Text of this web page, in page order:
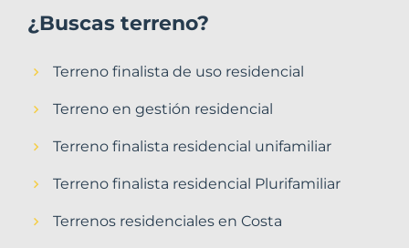
¿Buscas terreno?
Terreno finalista de uso residencial
Terreno en gestión residencial
Terreno finalista residencial unifamiliar
Terreno finalista residencial Plurifamiliar
Terrenos residenciales en Costa